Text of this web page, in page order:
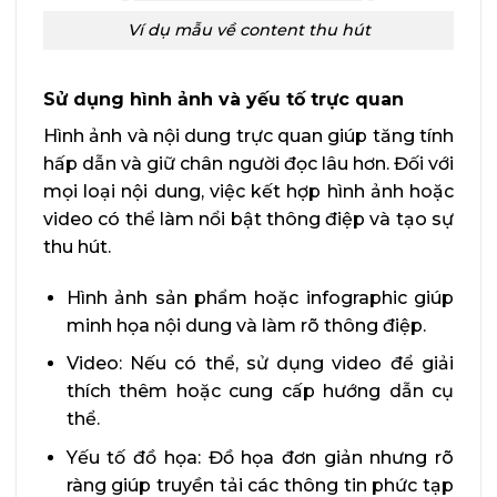
Ví dụ mẫu về content thu hút
Sử dụng hình ảnh và yếu tố trực quan
Hình ảnh và nội dung trực quan giúp tăng tính
hấp dẫn và giữ chân người đọc lâu hơn. Đối với
mọi loại nội dung, việc kết hợp hình ảnh hoặc
video có thể làm nổi bật thông điệp và tạo sự
thu hút.
Hình ảnh sản phẩm hoặc infographic giúp
minh họa nội dung và làm rõ thông điệp.
Video: Nếu có thể, sử dụng video để giải
thích thêm hoặc cung cấp hướng dẫn cụ
thể.
Yếu tố đồ họa: Đồ họa đơn giản nhưng rõ
ràng giúp truyền tải các thông tin phức tạp